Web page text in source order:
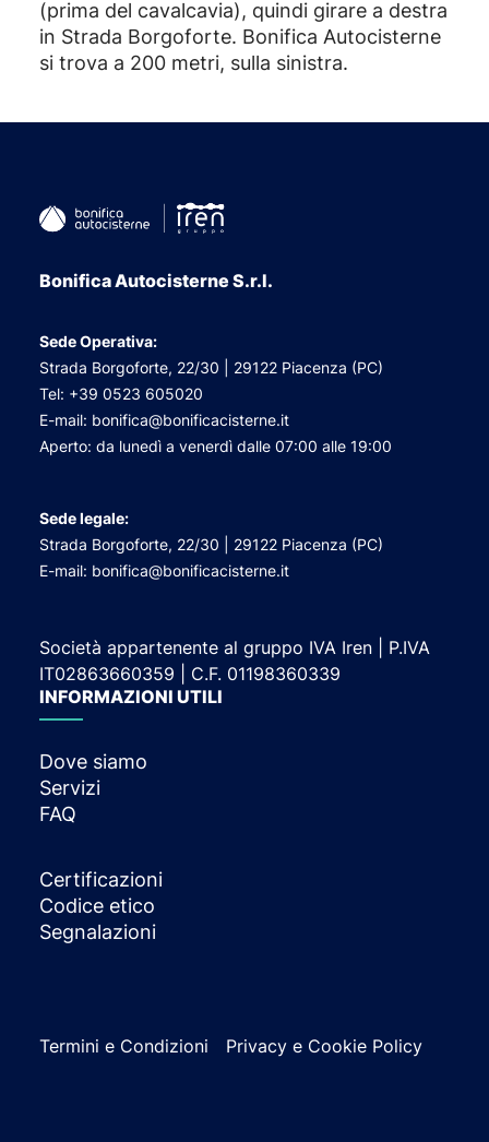
(prima del cavalcavia), quindi girare a destra
in Strada Borgoforte. Bonifica Autocisterne
si trova a 200 metri, sulla sinistra.
Bonifica Autocisterne S.r.l.
Sede Operativa:
Strada Borgoforte, 22/30 | 29122 Piacenza (PC)
Tel: +39 0523 605020
E-mail: bonifica@bonificacisterne.it
Aperto: da lunedì a venerdì dalle 07:00 alle 19:00
Sede legale:
Strada Borgoforte, 22/30 | 29122 Piacenza (PC)
E-mail: bonifica@bonificacisterne.it
Società appartenente al gruppo IVA Iren | P.IVA
IT02863660359 | C.F. 01198360339
INFORMAZIONI UTILI
Dove siamo
Servizi
FAQ
Certificazioni
Codice etico
Segnalazioni
Termini e Condizioni Privacy e Cookie Policy